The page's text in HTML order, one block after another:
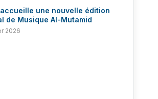
une nouvelle édition
de Musique Al-Mutamid
2026